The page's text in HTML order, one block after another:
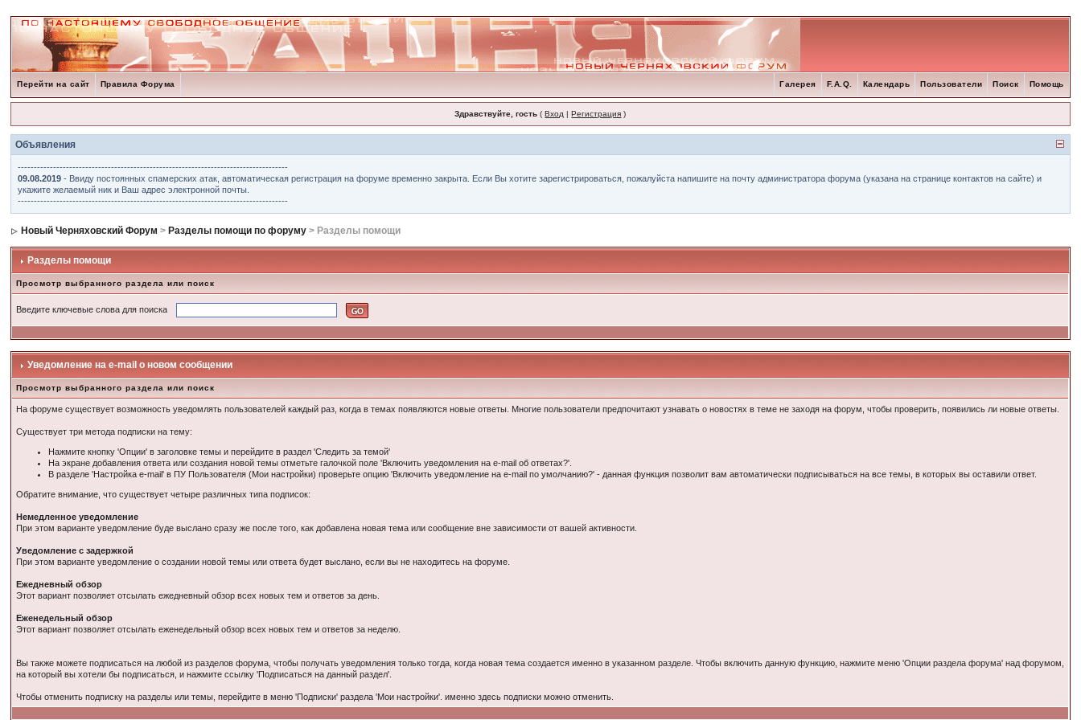
Перейти на сайт Правила Форума Помощь
Поиск
Пользователи
Календарь
F.A.Q.
Галерея
Здравствуйте, гость (Вход |Регистрация )
Объявления
------------------------------------------------------------------------------------
09.08.2019 - Ввиду постоянных спамерских атак, автоматическая регистрация на форуме временно закрыта. Если Вы хотите зарегистрироваться, пожалуйста напишите на почту администратора форума (указана на странице контактов на сайте) и
укажите желаемый ник и Ваш адрес электронной почты.
------------------------------------------------------------------------------------
Новый Черняховский Форум > Разделы помощи по форуму > Разделы помощи
Разделы помощи
Просмотр выбранного раздела или поиск
Введите ключевые слова для поиска
Уведомление на е-mail о новом сообщении
Просмотр выбранного раздела или поиск
На форуме существует возможность уведомлять пользователей каждый раз, когда в темах появляются новые ответы. Многие пользователи предпочитают узнавать о новостях в теме не заходя на форум, чтобы проверить, появились ли новые ответы.
Существует три метода подписки на тему:
Нажмите кнопку 'Опции' в заголовке темы и перейдите в раздел 'Следить за темой'
На экране добавления ответа или создания новой темы отметьте галочкой поле 'Включить уведомления на е-mail об ответах?'.
В разделе 'Настройка е-mail' в ПУ Пользователя (Мои настройки) проверьте опцию 'Включить уведомление на е-mail по умолчанию?' - данная функция позволит вам автоматически подписываться на все темы, в которых вы оставили ответ.
Обратите внимание, что существует четыре различных типа подписок:
Немедленное уведомление
При этом варианте уведомление буде выслано сразу же после того, как добавлена новая тема или сообщение вне зависимости от вашей активности.
Уведомление с задержкой
При этом варианте уведомление о создании новой темы или ответа будет выслано, если вы не находитесь на форуме.
Ежедневный обзор
Этот вариант позволяет отсылать ежедневный обзор всех новых тем и ответов за день.
Еженедельный обзор
Этот вариант позволяет отсылать еженедельный обзор всех новых тем и ответов за неделю.
Вы также можете подписаться на любой из разделов форума, чтобы получать уведомления только тогда, когда новая тема создается именно в указанном разделе. Чтобы включить данную функцию, нажмите меню 'Опции раздела форума' над форумом,
на который вы хотели бы подписаться, и нажмите ссылку 'Подписаться на данный раздел'.
Чтобы отменить подписку на разделы или темы, перейдите в меню 'Подписки' раздела 'Мои настройки'. именно здесь подписки можно отменить.